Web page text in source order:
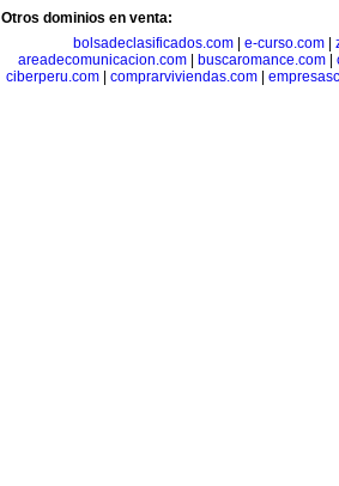
Otros dominios en venta:
bolsadeclasificados.com
e-curso.com
areadecomunicacion.com| buscaromance.com|
ciberperu.com
comprarviviendas.com